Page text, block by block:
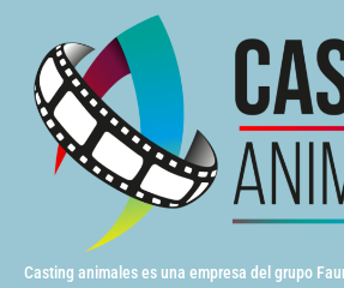
Casting animales es una empresa del grupo